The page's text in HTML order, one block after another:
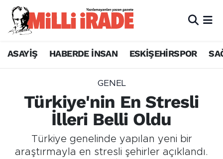
ASAYİŞ HABERDE İNSAN ESKİŞEHİRSPOR
GENEL
Türkiye'nin En Stresli
İlleri Belli Oldu
Türkiye genelinde yapılan yeni bir
araştırmayla en stresli şehirler açıklandı.